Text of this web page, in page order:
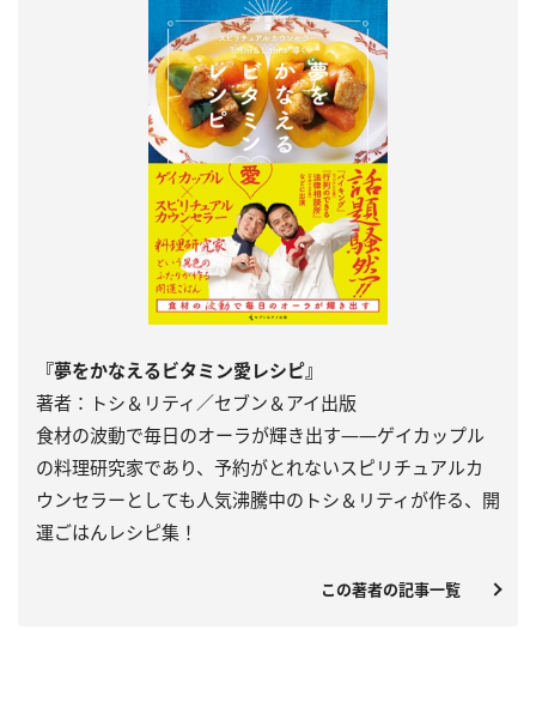
『夢をかなえるビタミン愛レシピ』
著者：トシ＆リティ／セブン＆アイ出版
食材の波動で毎日のオーラが輝き出す――ゲイカップル
の料理研究家であり、予約がとれないスピリチュアルカ
ウンセラーとしても人気沸騰中のトシ＆リティが作る、開
運ごはんレシピ集！
この著者の記事一覧